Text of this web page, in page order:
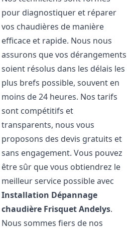
pour diagnostiquer et réparer
vos chaudières de manière
efficace et rapide. Nous nous
assurons que vos dérangements
soient résolus dans les délais les
plus brefs possible, souvent en
moins de 24 heures. Nos tarifs
sont compétitifs et
transparents, nous vous
proposons des devis gratuits et
sans engagement. Vous pouvez
être sûr que vous obtiendrez le
meilleur service possible avec
Installation Dépannage
chaudière FrisquetAndelys.
Nous sommes fiers de nos